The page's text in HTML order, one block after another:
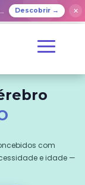
Descobrir → ✕
com
e idade —